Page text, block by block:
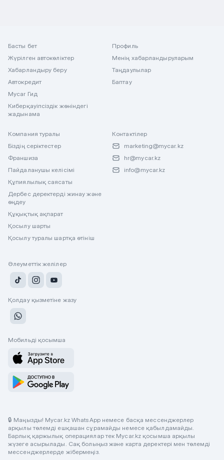
Басты бет
Жүрілген автокөліктер
Хабарландыру беру
Автокредит
Mycar Гид
Киберқауіпсіздік жөніндегі
жадынама
Профиль
Менің хабарландыруларым
Таңдаулылар
Баптау
Компания туралы
Біздің серіктестер
Франшиза
Пайдаланушы келісімі
Құпиялылық саясаты
Дербес деректерді жинау және
өңдеу
Құқықтық ақпарат
Қосылу шарты
Қосылу туралы шартқа өтініш
Контактілер
marketing@mycar.kz
hr@mycar.kz
info@mycar.kz
Әлеуметтік желілер
Қолдау қызметіне жазу
Мобильді қосымша
🔒 Маңызды! Mycar.kz WhatsApp немесе басқа мессенджерлер
арқылы төлемді ешқашан сұрамайды немесе қабылдамайды.
Барлық қаржылық операциялар тек Mycar.kz қосымша арқылы
жүзеге асырылады. Сақ болыңыз және карта деректері мен төлемді
мессенджерлерде жібермеңіз.